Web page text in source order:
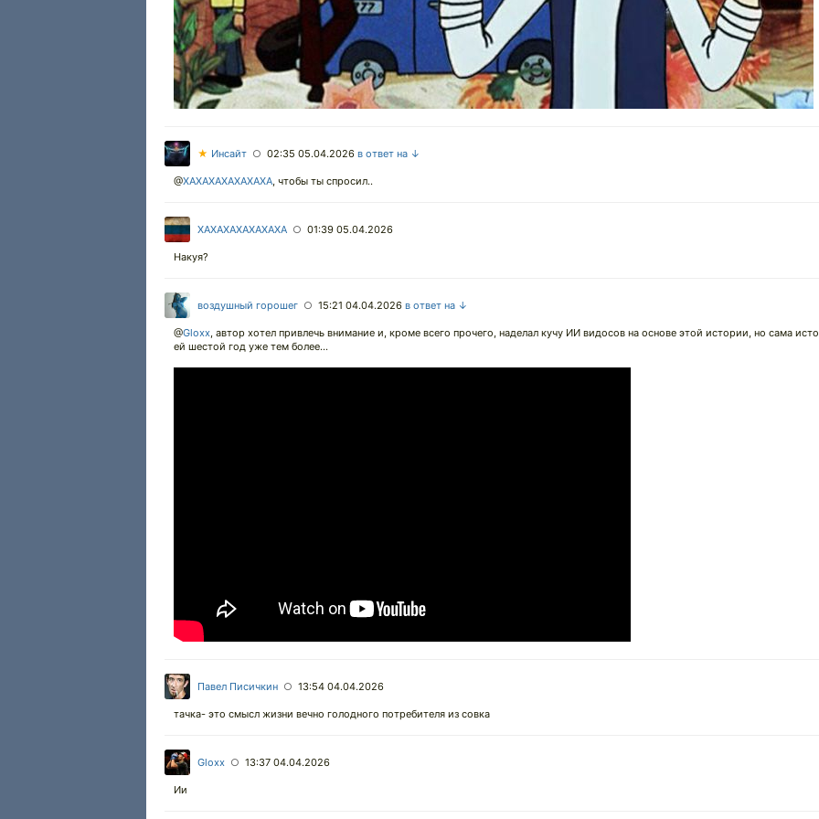
★ Инсайт ○ 02:35 05.04.2026 в ответ на ↓
@XAXAXAXAXAXAXA, чтобы ты спросил..
XAXAXAXAXAXAXA ○ 01:39 05.04.2026
Накуя?
воздушный горошег ○ 15:21 04.04.2026 в ответ на ↓
@Gloxx, автор хотел привлечь внимание и, кроме всего прочего, наделал кучу ИИ видосов на основе этой истории, но сама
ей шестой год уже тем более...
Павел Писичкин ○ 13:54 04.04.2026
тачка- это смысл жизни вечно голодного потребителя из совка
Gloxx ○ 13:37 04.04.2026
Ии